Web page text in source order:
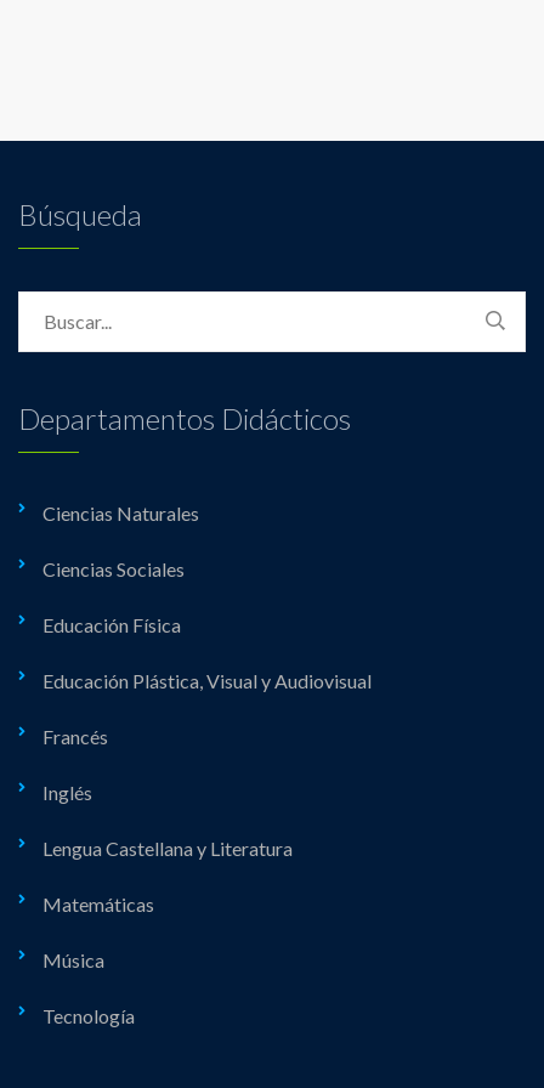
Búsqueda
Departamentos Didácticos
Ciencias Naturales
Ciencias Sociales
Educación Física
Educación Plástica, Visual y Audiovisual
Francés
Inglés
Lengua Castellana y Literatura
Matemáticas
Música
Tecnología